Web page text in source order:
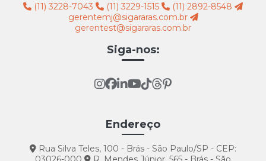
(11) 3228-7043 (11) 3229-1515
(11) 2892-8548
gerentemj@sigararas.com.br
gerentest@sigararas.com.br
Siga-nos:
Endereço
Rua Silva Teles, 100 - Brás - São Paulo/SP - CEP: